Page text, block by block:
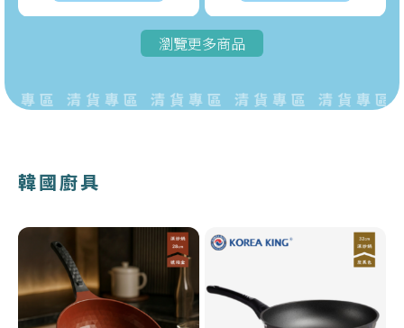
瀏覽更多商品
專區 清貨專區 清貨專區 清貨專區 清貨專區
韓國廚具